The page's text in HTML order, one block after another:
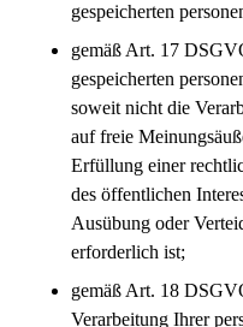
gespeicherten
gemäß Art. 17
gespeicherten
soweit nicht die
auf freie
Erfüllung einer
des öffentlichen
Ausübung oder
erforderlich ist;
gemäß Art. 18
Verarbeitung Ihrer